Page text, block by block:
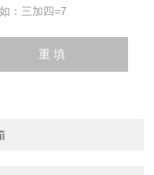
：三加四=7